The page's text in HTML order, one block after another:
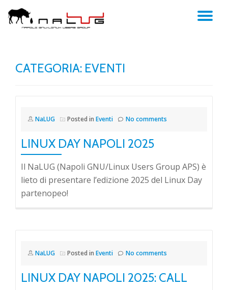
Skip
CATEGORIA: EVENTI
NaLUG Posted in Eventi No comments
LINUX DAY NAPOLI 2025
Il NaLUG (Napoli GNU/Linux Users Group APS) è
lieto di presentare l’edizione 2025 del Linux Day
partenopeo!
NaLUG Posted in Eventi No comments
LINUX DAY NAPOLI 2025: CALL